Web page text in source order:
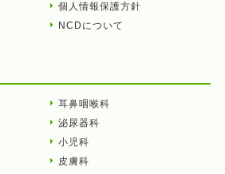
個人情報保護方針
NCDについて
耳鼻咽喉科
泌尿器科
小児科
皮膚科